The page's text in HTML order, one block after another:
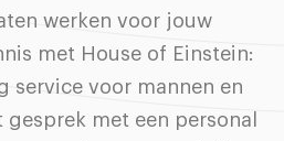
werken voor jouw
met House of Einstein:
service voor mannen en
met een personal